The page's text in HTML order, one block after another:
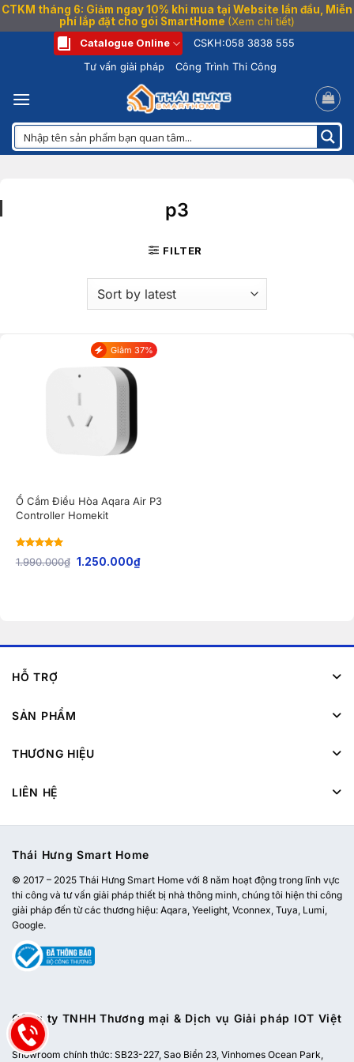
CTKM tháng 6: Giảm ngay 10% khi mua tại Website lần đầu, Miễn
phí lắp đặt cho gói SmartHome (Xem chi tiết)
dung
Catalogue Online CSKH:058 3838 555
Tư vấn giải pháp
Công Trình Thi Công
p3
FILTER
Giảm 37%
Ổ Cắm Điều Hòa Aqara Air P3
Controller Homekit
Rated
out
of 5
1.990.000₫ 1.250.000₫
HỖ TRỢ
SẢN PHẨM
THƯƠNG HIỆU
LIÊN HỆ
Thái Hưng Smart Home
© 2017 – 2025 Thái Hưng Smart Home với 8 năm hoạt động trong lĩnh vực
thi công và tư vấn giải pháp thiết bị nhà thông minh, chúng tôi hiện thi công
giải pháp đến từ các thương hiệu: Aqara, Yeelight, Vconnex, Tuya, Lumi,
Google.
Công ty TNHH Thương mại & Dịch vụ Giải pháp IOT Việt
Nam
Showroom chính thức: SB23-227, Sao Biển 23, Vinhomes Ocean Park,